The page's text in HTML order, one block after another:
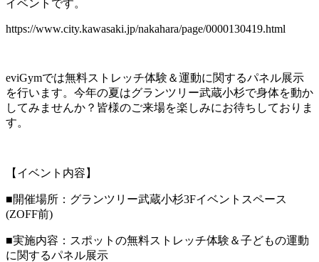
イベントです。
https://www.city.kawasaki.jp/nakahara/page/0000130419.html
eviGymでは無料ストレッチ体験＆運動に関するパネル展示
を行います。今年の夏はグランツリー武蔵小杉で身体を動か
してみませんか？皆様のご来場を楽しみにお待ちしておりま
す。
【イベント内容】
■開催場所：グランツリー武蔵小杉3Fイベントスペース
(ZOFF前)
■実施内容： スポットの無料ストレッチ体験＆子どもの運動
に関するパネル展示